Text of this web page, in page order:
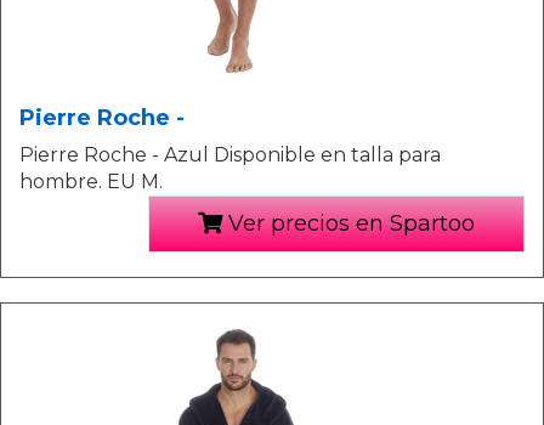
Pierre Roche -
Pierre Roche - Azul Disponible en talla para
hombre. EU M.
Ver precios en Spartoo